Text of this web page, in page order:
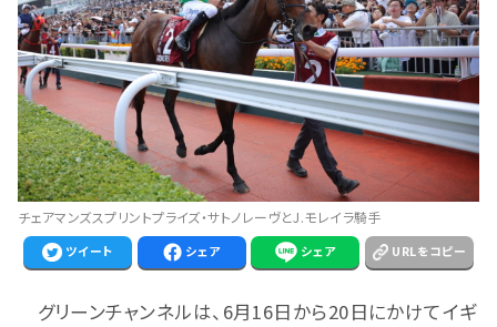
チェアマンズスプリントプライズ・サトノレーヴとJ.モレイラ騎手
ツイート シェア シェア URLをコピー
グリーンチャンネルは、6月16日から20日にかけてイギ